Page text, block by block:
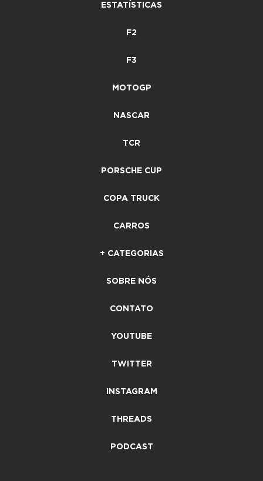
ESTATÍSTICAS
F2
F3
MOTOGP
NASCAR
TCR
PORSCHE CUP
COPA TRUCK
CARROS
+ CATEGORIAS
SOBRE NÓS
CONTATO
YOUTUBE
TWITTER
INSTAGRAM
THREADS
PODCAST